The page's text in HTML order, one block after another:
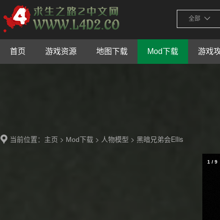
全部
首页 游戏资源 地图下载 Mod下载 游戏
当前位置： 主页 > Mod下载 > 人物模型 > 黑暗兄弟会Ellis
1 / 9